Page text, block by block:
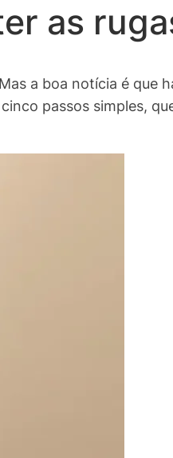
as
a boa notícia é que
passos simples,